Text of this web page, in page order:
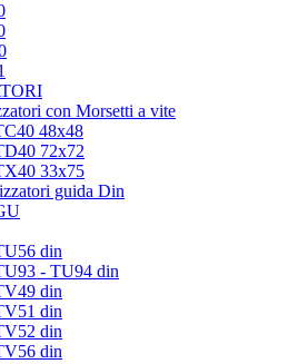
con Morsetti a vite
48x48
72x72
33x75
guida Din
din
- TU94 din
din
din
din
din